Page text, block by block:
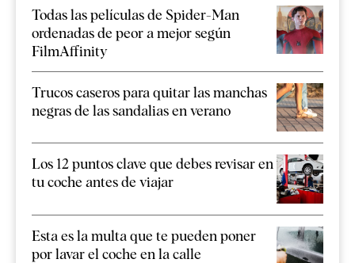
Todas las películas de Spider-Man
ordenadas de peor a mejor según
FilmAffinity
Trucos caseros para quitar las manchas
negras de las sandalias en verano
Los 12 puntos clave que debes revisar en
tu coche antes de viajar
Esta es la multa que te pueden poner
por lavar el coche en la calle